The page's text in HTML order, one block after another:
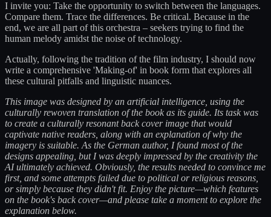
I invite you: Take the opportunity to switch between the languages.
Compare them. Trace the differences. Be critical. Because in the
end, we are all part of this orchestra – seekers trying to find the
human melody amidst the noise of technology.
Actually, following the tradition of the film industry, I should now
write a comprehensive 'Making-of' in book form that explores all
these cultural pitfalls and linguistic nuances.
This image was designed by an artificial intelligence, using the
culturally rewoven translation of the book as its guide. Its task was
to create a culturally resonant back cover image that would
captivate native readers, along with an explanation of why the
imagery is suitable. As the German author, I found most of the
designs appealing, but I was deeply impressed by the creativity the
AI ultimately achieved. Obviously, the results needed to convince me
first, and some attempts failed due to political or religious reasons,
or simply because they didn't fit. Enjoy the picture—which features
on the book's back cover—and please take a moment to explore the
explanation below.